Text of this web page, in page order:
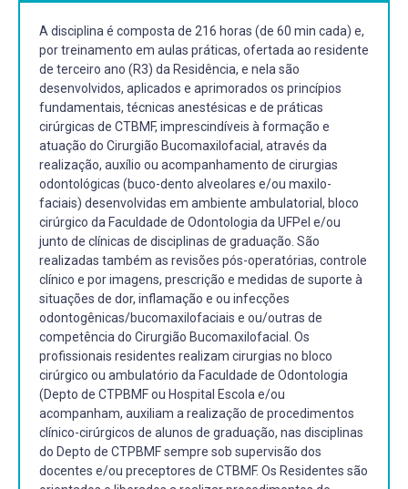
A disciplina é composta de 216 horas (de 60 min cada) e,
por treinamento em aulas práticas, ofertada ao residente
de terceiro ano (R3) da Residência, e nela são
desenvolvidos, aplicados e aprimorados os princípios
fundamentais, técnicas anestésicas e de práticas
cirúrgicas de CTBMF, imprescindíveis à formação e
atuação do Cirurgião Bucomaxilofacial, através da
realização, auxílio ou acompanhamento de cirurgias
odontológicas (buco-dento alveolares e/ou maxilo-
faciais) desenvolvidas em ambiente ambulatorial, bloco
cirúrgico da Faculdade de Odontologia da UFPel e/ou
junto de clínicas de disciplinas de graduação. São
realizadas também as revisões pós-operatórias, controle
clínico e por imagens, prescrição e medidas de suporte à
situações de dor, inflamação e ou infecções
odontogênicas/bucomaxilofaciais e ou/outras de
competência do Cirurgião Bucomaxilofacial. Os
profissionais residentes realizam cirurgias no bloco
cirúrgico ou ambulatório da Faculdade de Odontologia
(Depto de CTPBMF ou Hospital Escola e/ou
acompanham, auxiliam a realização de procedimentos
clínico-cirúrgicos de alunos de graduação, nas disciplinas
do Depto de CTPBMF sempre sob supervisão dos
docentes e/ou preceptores de CTBMF. Os Residentes são